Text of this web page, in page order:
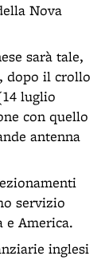
Nova
sarà tale,
dopo il crollo
luglio
con quello
antenna
servizio
America.
inglesi